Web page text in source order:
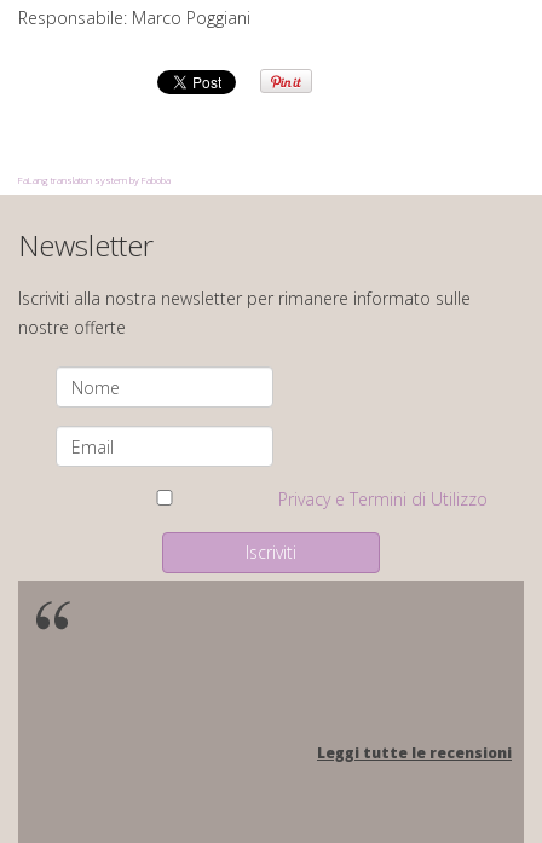
Responsabile: Marco Poggiani
FaLang translation system by Faboba
Newsletter
Iscriviti alla nostra newsletter per rimanere informato sulle
nostre offerte
Privacy e Termini di Utilizzo
Leggi tutte le recensioni